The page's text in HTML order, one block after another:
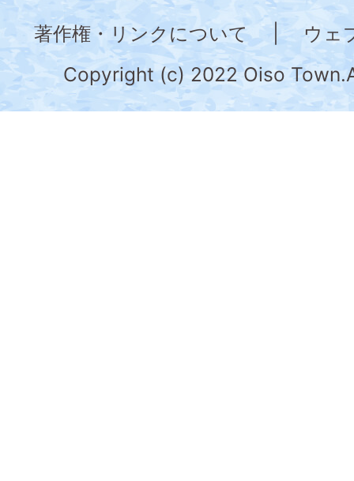
奈
川
県
の
著作権・リンクについて
ウェ
Copyright (c) 2022 Oiso